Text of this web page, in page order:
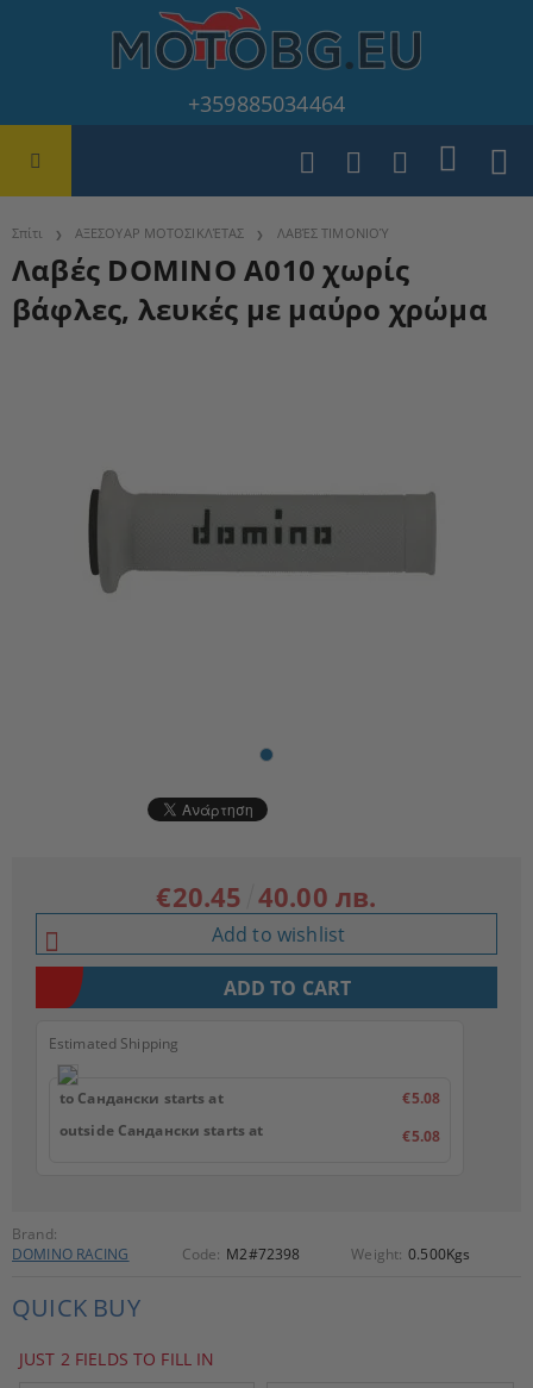
+359885034464
Σπίτι ΑΞΕΣΟΥΑΡ ΜΟΤΟΣΙΚΛΈΤΑΣ ΛΑΒΈΣ ΤΙΜΟΝΙΟΎ
Λαβές DOMINO A010 χωρίς
βάφλες, λευκές με μαύρο χρώμα
Brand:
DOMINO RACING
Code: M2#72398 Weight: 0.500Kgs
QUICK BUY
JUST 2 FIELDS TO FILL IN
€20.45 40.00 лв.
Add to wishlist
Estimated Shipping
to Сандански starts at
€5.08
outside Сандански starts at
€5.08